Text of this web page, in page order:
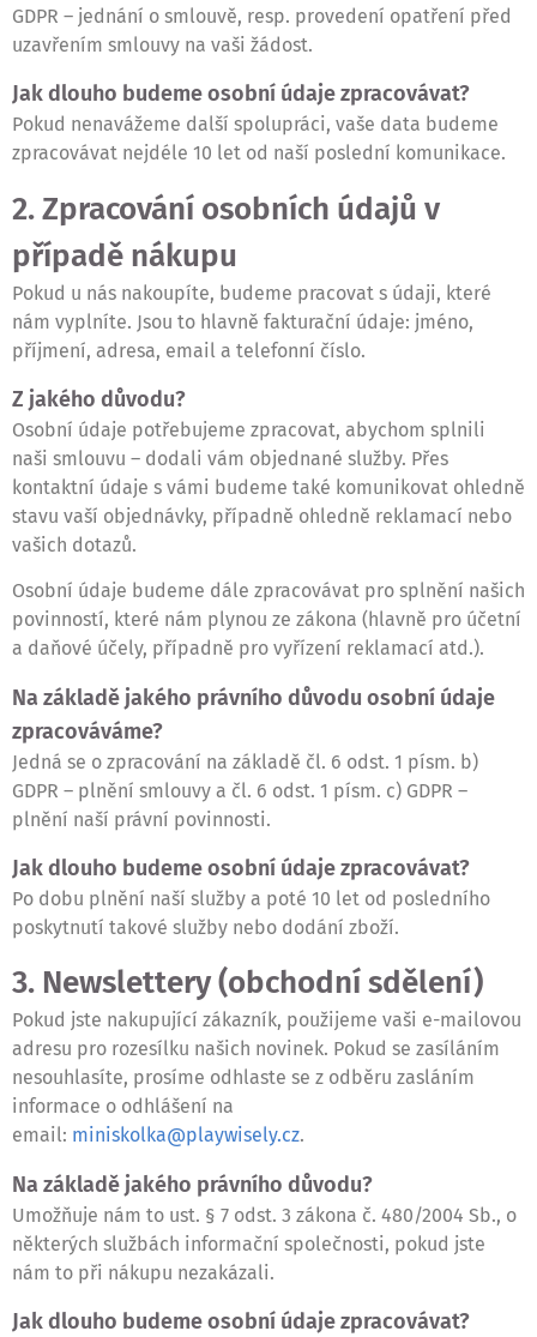
GDPR – jednání o smlouvě, resp. provedení opatření před
uzavřením smlouvy na vaši žádost.
Jak dlouho budeme osobní údaje zpracovávat?
Pokud nenavážeme další spolupráci, vaše data budeme
zpracovávat nejdéle 10 let od naší poslední komunikace.
2. Zpracování osobních údajů v
případě nákupu
Pokud u nás nakoupíte, budeme pracovat s údaji, které
nám vyplníte. Jsou to hlavně fakturační údaje: jméno,
příjmení, adresa, email a telefonní číslo.
Z jakého důvodu?
Osobní údaje potřebujeme zpracovat, abychom splnili
naši smlouvu – dodali vám objednané služby. Přes
kontaktní údaje s vámi budeme také komunikovat ohledně
stavu vaší objednávky, případně ohledně reklamací nebo
vašich dotazů.
Osobní údaje budeme dále zpracovávat pro splnění našich
povinností, které nám plynou ze zákona (hlavně pro účetní
a daňové účely, případně pro vyřízení reklamací atd.).
Na základě jakého právního důvodu osobní údaje
zpracováváme?
Jedná se o zpracování na základě čl. 6 odst. 1 písm. b)
GDPR – plnění smlouvy a čl. 6 odst. 1 písm. c) GDPR –
plnění naší právní povinnosti.
Jak dlouho budeme osobní údaje zpracovávat?
Po dobu plnění naší služby a poté 10 let od posledního
poskytnutí takové služby nebo dodání zboží.
3. Newslettery (obchodní sdělení)
Pokud jste nakupující zákazník, použijeme vaši e-mailovou
adresu pro rozesílku našich novinek. Pokud se zasíláním
nesouhlasíte, prosíme odhlaste se z odběru zasláním
informace o odhlášení na
email: miniskolka@playwisely.cz.
Na základě jakého právního důvodu?
Umožňuje nám to ust. § 7 odst. 3 zákona č. 480/2004 Sb., o
některých službách informační společnosti, pokud jste
nám to při nákupu nezakázali.
Jak dlouho budeme osobní údaje zpracovávat?